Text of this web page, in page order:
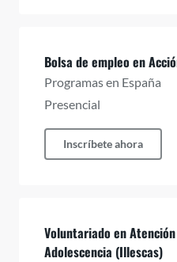
Bolsa de empleo en
Programas en España
Presencial
Inscríbete ahora
Voluntariado en
Adolescencia (Illescas)